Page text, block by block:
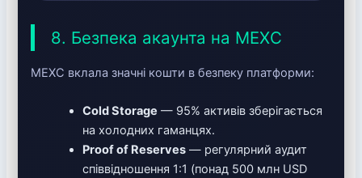
8. Безпека акаунта на MEXC
MEXC вклала значні кошти в безпеку платформи:
Cold Storage — 95% активів зберігається
на холодних гаманцях.
Proof of Reserves — регулярний аудит
співвідношення 1:1 (понад 500 млн USD